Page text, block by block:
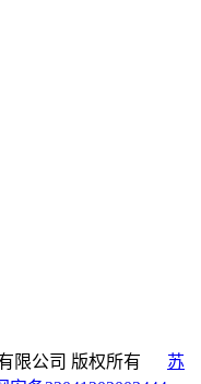
有限公司 版权所有 苏